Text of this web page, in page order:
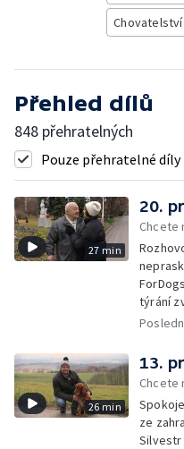
Chovatelství
Přehled dílů
848 přehratelných
Pouze přehratelné díly
27 min
20.
Chcete
týrání
26 min
13.
Chcete
ze
Silvestr